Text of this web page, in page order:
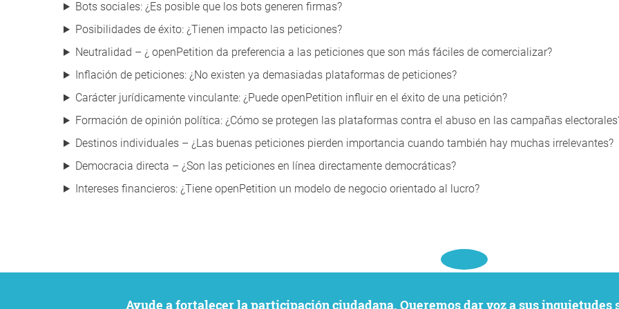
Bots sociales: ¿Es posible que los bots generen firmas?
Posibilidades de éxito: ¿Tienen impacto las peticiones?
Neutralidad – ¿ openPetition da preferencia a las peticiones que son más fáciles de comercializar?
Inflación de peticiones: ¿No existen ya demasiadas plataformas de peticiones?
Carácter jurídicamente vinculante: ¿Puede openPetition influir en el éxito de una petición?
Formación de opinión política: ¿Cómo se protegen las plataformas contra el abuso en las campañas
Destinos individuales – ¿Las buenas peticiones pierden importancia cuando también hay muchas irrelevantes?
Democracia directa – ¿Son las peticiones en línea directamente democráticas?
Intereses financieros: ¿Tiene openPetition un modelo de negocio orientado al lucro?
Ayude a fortalecer la participación ciudadana. Queremos dar voz a sus